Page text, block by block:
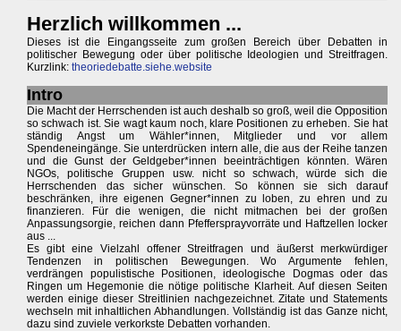
Herzlich willkommen ...
Dieses ist die Eingangsseite zum großen Bereich über Debatten in
politischer Bewegung oder über politische Ideologien und Streitfragen.
Kurzlink: theoriedebatte.siehe.website
Intro
Die Macht der Herrschenden ist auch deshalb so groß, weil die Opposition
so schwach ist. Sie wagt kaum noch, klare Positionen zu erheben. Sie hat
ständig Angst um Wähler*innen, Mitglieder und vor allem
Spendeneingänge. Sie unterdrücken intern alle, die aus der Reihe tanzen
und die Gunst der Geldgeber*innen beeinträchtigen könnten. Wären
NGOs, politische Gruppen usw. nicht so schwach, würde sich die
Herrschenden das sicher wünschen. So können sie sich darauf
beschränken, ihre eigenen Gegner*innen zu loben, zu ehren und zu
finanzieren. Für die wenigen, die nicht mitmachen bei der großen
Anpassungsorgie, reichen dann Pfeffersprayvorräte und Haftzellen locker
aus ...
Es gibt eine Vielzahl offener Streitfragen und äußerst merkwürdiger
Tendenzen in politischen Bewegungen. Wo Argumente fehlen,
verdrängen populistische Positionen, ideologische Dogmas oder das
Ringen um Hegemonie die nötige politische Klarheit. Auf diesen Seiten
werden einige dieser Streitlinien nachgezeichnet. Zitate und Statements
wechseln mit inhaltlichen Abhandlungen. Vollständig ist das Ganze nicht,
dazu sind zuviele verkorkste Debatten vorhanden.